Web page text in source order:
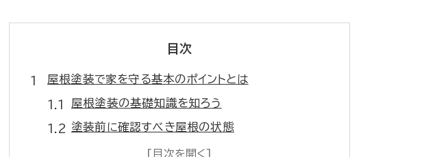
目次
屋根塗装で家を守る基本のポイントとは
屋根塗装の基礎知識を知ろう
塗装前に確認すべき屋根の状態
屋根塗装に適した季節とタイミング